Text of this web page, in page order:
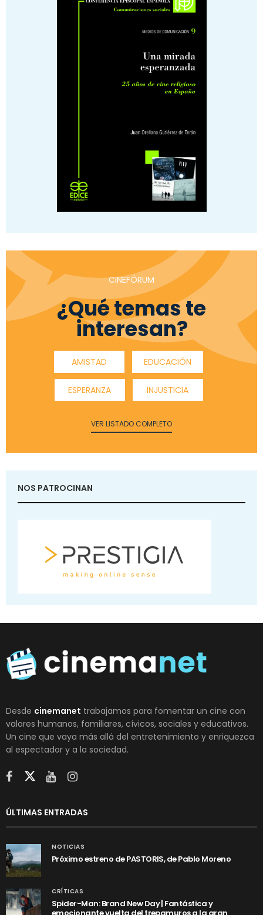
CINEFÓRUM
¿Qué temas te
interesan?
AMISTAD EDUCACIÓN
ESPERANZA INJUSTICIA
VER LISTADO COMPLETO
NOS PATROCINAN
Desde cinemanet trabajamos para fomentar un cine con
valores humanos, familiares, cívicos, sociales y educativos.
Un cine que vaya más allá del entretenimiento y enriquezca
al espectador y a la sociedad.
ÚLTIMAS ENTRADAS
NOTICIAS
Próximo estreno de PASTORIS, de Pablo Moreno
CRÍTICAS
Spider-Man: Brand New Day | Fantástica y